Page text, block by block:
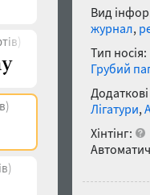
Вид
журнал,
Тип носія:
Грубий
Лігатури,
Хінтінг: